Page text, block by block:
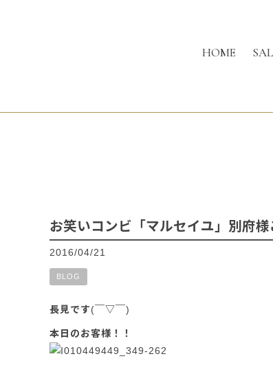
HOME
お笑いコンビ「マルセイユ」別府
2016/04/21
BLOG
長見です(￣▽￣)
本日のお客様！！